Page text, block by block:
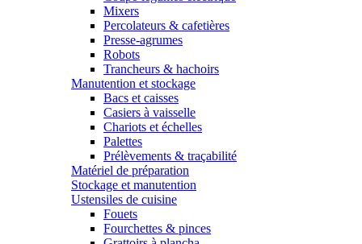
Mixers
Percolateurs & cafetières
Presse-agrumes
Robots
Trancheurs & hachoirs
Manutention et stockage
Bacs et caisses
Casiers à vaisselle
Chariots et échelles
Palettes
Prélèvements & traçabilité
Matériel de préparation
Stockage et manutention
Ustensiles de cuisine
Fouets
Fourchettes & pinces